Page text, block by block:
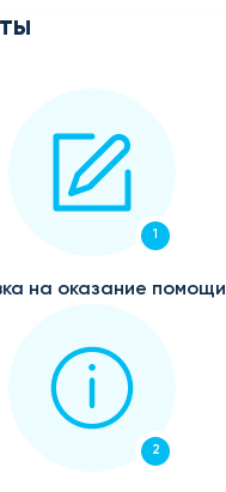
1
на оказание помощи
2